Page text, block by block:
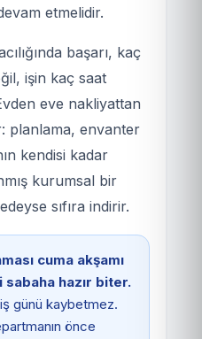
etmelidir.
başarı, kaç
işin kaç saat
eve nakliyattan
planlama, envanter
kendisi kadar
kurumsal bir
sıfıra indirir.
cuma akşamı
hazır biter.
günü kaybetmez.
önce